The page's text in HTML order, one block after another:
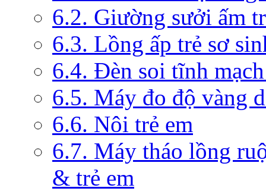
6.2. Giường sưởi ấm
6.3. Lồng ấp trẻ sơ
6.4. Đèn soi tĩnh
6.5. Máy đo độ vàng
6.6. Nôi trẻ em
6.7. Máy tháo lồng
& trẻ em